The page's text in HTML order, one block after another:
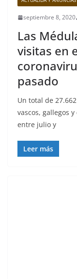
septiembre 8, 2020
Las
visitas en
pasado
Un total de
vascos, gallegos
entre julio y
Leer más